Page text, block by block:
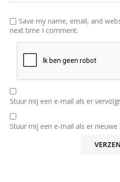
Save my name, email, and
next time I comment.
Stuur mij een e-mail als er
Stuur mij een e-mail als er nieuwe